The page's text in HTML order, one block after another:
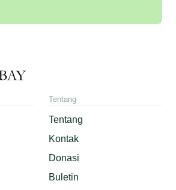
Tentang
Tentang
Kontak
Donasi
Buletin